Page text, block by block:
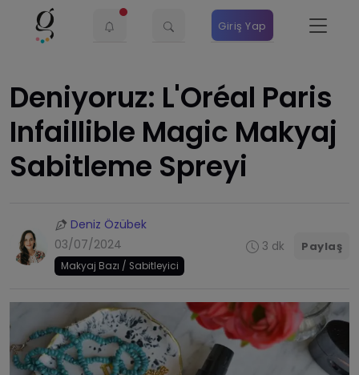
Giriş Yap
Deniyoruz: L'Oréal Paris
Infaillible Magic Makyaj
Sabitleme Spreyi
Deniz Özübek
03/07/2024
Makyaj Bazı / Sabitleyici
3 dk Paylaş